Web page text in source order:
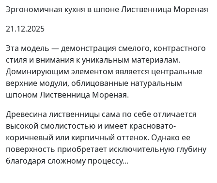
Эргономичная кухня в шпоне Лиственница Мореная
21.12.2025
Эта модель — демонстрация смелого, контрастного
стиля и внимания к уникальным материалам.
Доминирующим элементом является центральные
верхние модули, облицованные натуральным
шпоном Лиственница Мореная.
Древесина лиственницы сама по себе отличается
высокой смолистостью и имеет красновато-
коричневый или кирпичный оттенок. Однако ее
поверхность приобретает исключительную глубину
благодаря сложному процессу...